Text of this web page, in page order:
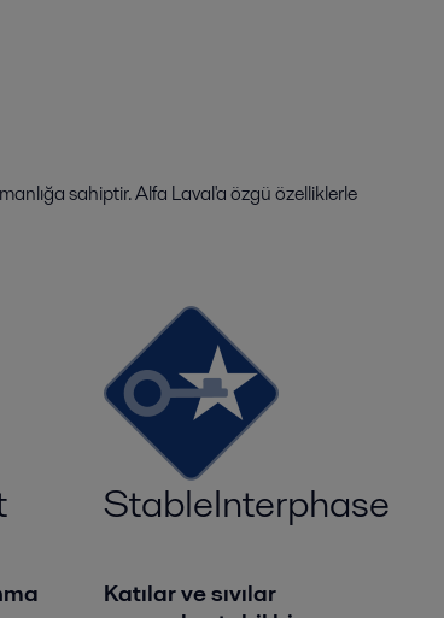
sahiptir. Alfa Laval'a özgü özelliklerle
StableInterphase
Katılar ve sıvılar